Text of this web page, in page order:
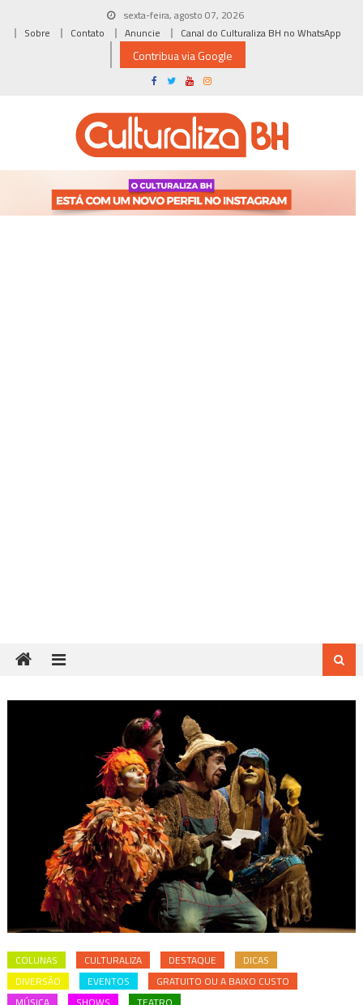
sexta-feira, agosto 07, 2026
Sobre
Contato Anuncie Canal do Culturaliza BH no WhatsApp
Contribua via Google
COLUNAS CULTURALIZA DESTAQUE
DICAS
DIVERSÃO
EVENTOS
GRATUITO OU A BAIXO CUSTO